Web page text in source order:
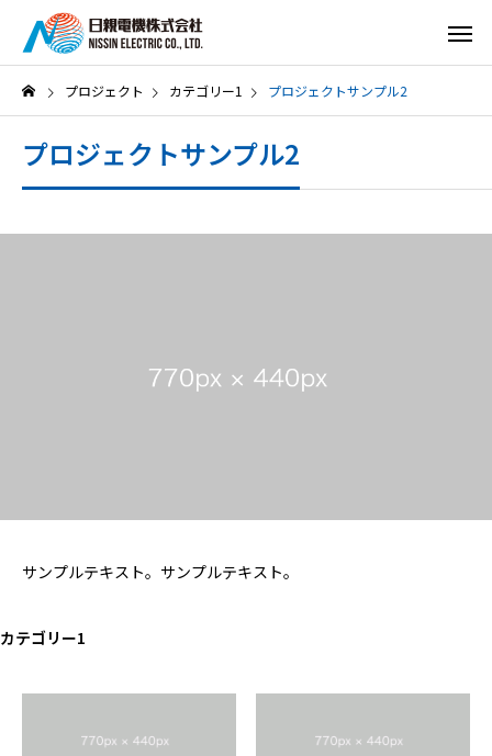
プロジェクト カテゴリー1 プロジェクトサンプル2
プロジェクトサンプル2
サンプルテキスト。サンプルテキスト。
カテゴリー1